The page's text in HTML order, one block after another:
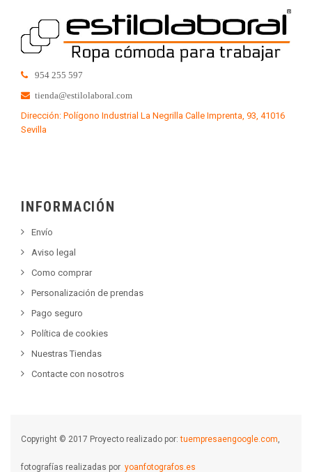
954 255 597
tienda@estilolaboral.com
Dirección: Polígono Industrial La Negrilla Calle Imprenta, 93, 41016
Sevilla
INFORMACIÓN
Envío
Aviso legal
Como comprar
Personalización de prendas
Pago seguro
Política de cookies
Nuestras Tiendas
Contacte con nosotros
Copyright © 2017 Proyecto realizado por:tuempresaengoogle.com,
fotografías realizadas por yoanfotografos.es